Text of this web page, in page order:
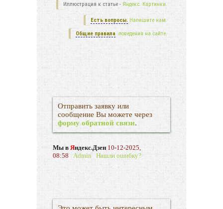
Иллюстрация к статье - Яндекс. Картинки.
Есть вопросы. Напишите нам.
Общие правила поведения на сайте.
Отправить заявку или
сообщение Вы можете через
форму обратной связи.
Мы вЯндекс.Дзен 10-12-2025,
08:58 Admin Нашли ошибку?